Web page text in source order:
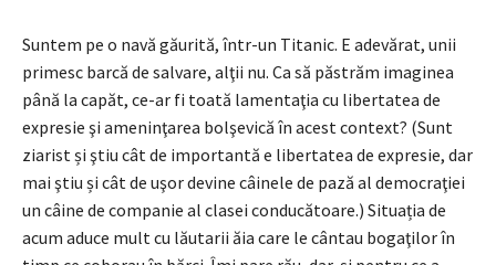
Suntem pe o navă găurită, într-un Titanic. E adevărat, unii
primesc barcă de salvare, alţii nu. Ca să păstrăm imaginea
până la capăt, ce-ar fi toată lamentaţia cu libertatea de
expresie şi ameninţarea bolşevică în acest context? (Sunt
ziarist și ştiu cât de importantă e libertatea de expresie, dar
mai ştiu și cât de uşor devine câinele de pază al democraţiei
un câine de companie al clasei conducătoare.) Situația de
acum aduce mult cu lăutarii ăia care le cântau bogaţilor în